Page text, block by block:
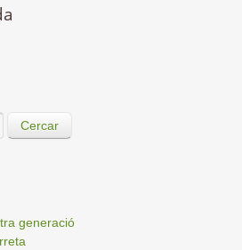
Cercar
generació